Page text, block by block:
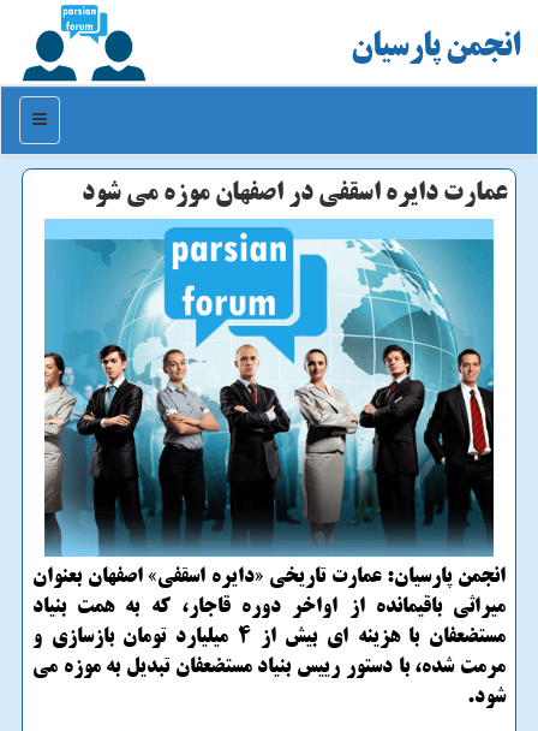
انجمن پارسیان
منو
عمارت دایره اسقفی در اصفهان موزه می شود
انجمن پارسیان: عمارت تاریخی «دایره اسقفی» اصفهان بعنوان
میراثی باقیمانده از اواخر دوره قاجار، که به همت بنیاد
مستضعفان با هزینه ای بیش از 4 میلیارد تومان بازسازی و
مرمت شده، با دستور رییس بنیاد مستضعفان تبدیل به موزه می
شود.